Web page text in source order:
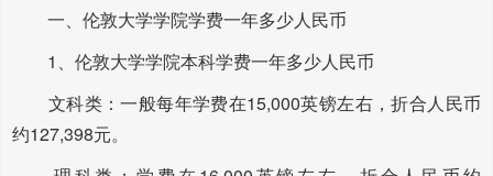
一、伦敦大学学院学费一年多少人民币
1、伦敦大学学院本科学费一年多少人民币
文科类：一般每年学费在15,000英镑左右，折合人民币
约127,398元。